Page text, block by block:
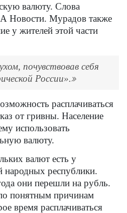
валюту. Слова
Новости. Мурадов также
у жителей этой части
почувствовав себя
России».
расплачиваться
от гривны. Население
использовать
валюту.
валют есть у
народных республики.
они перешли на рубль.
понятным причинам
время расплачиваться